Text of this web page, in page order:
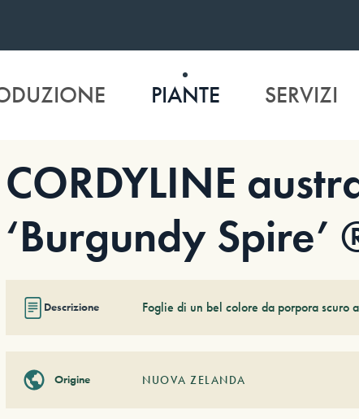
PIANTE SERVIZI
CORDYLINE
‘Burgundy Spire’
Descrizione Foglie di un bel colore da porpora scuro
Origine NUOVA ZELANDA